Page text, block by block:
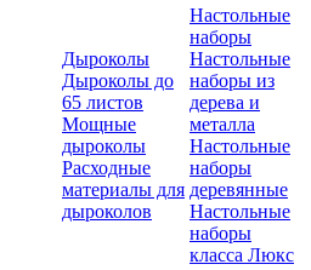
Дыроколы
Дыроколы до
65 листов
Мощные
дыроколы
Расходные
материалы для
дыроколов
Настольные
наборы
Настольные
наборы из
дерева и
металла
Настольные
наборы
деревянные
Настольные
наборы
класса Люкс